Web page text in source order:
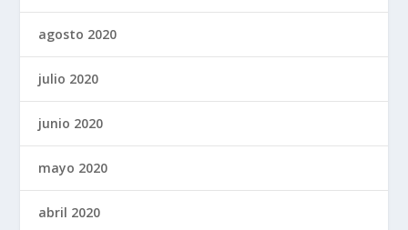
agosto 2020
julio 2020
junio 2020
mayo 2020
abril 2020